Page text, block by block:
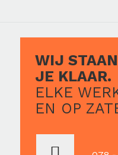
WIJ
JE KLAAR.
ELKE
EN OP